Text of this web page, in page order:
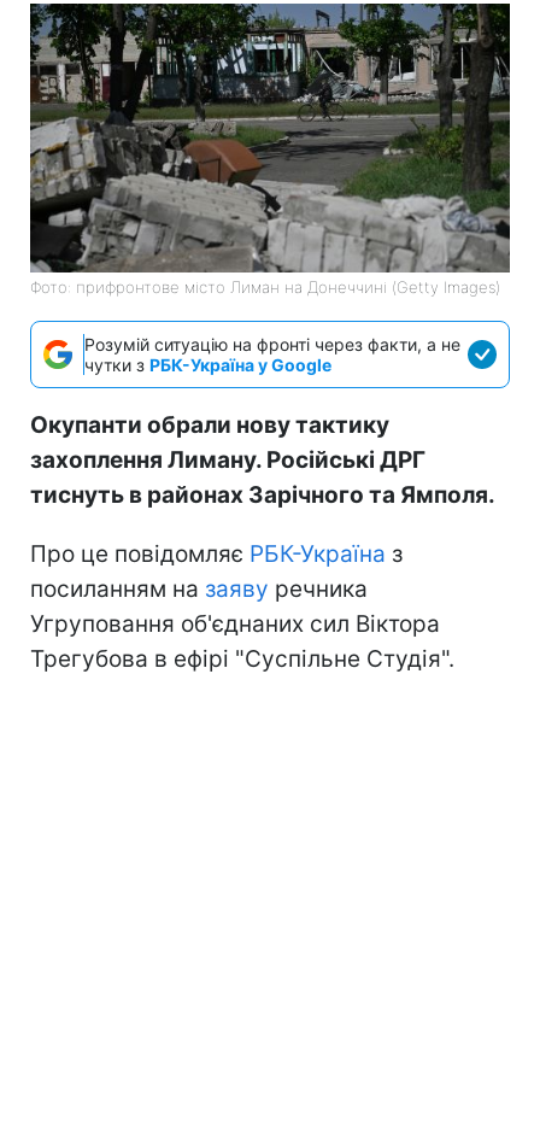
Фото: прифронтове місто Лиман на Донеччині (Getty Images)
Розумій ситуацію на фронті через факти, а не
чутки з РБК-Україна у Google
Окупанти обрали нову тактику
захоплення Лиману. Російські ДРГ
тиснуть в районах Зарічного та Ямполя.
Про це повідомляє РБК-Україна з
посиланням на заяву речника
Угруповання об'єднаних сил Віктора
Трегубова в ефірі "Суспільне Студія".